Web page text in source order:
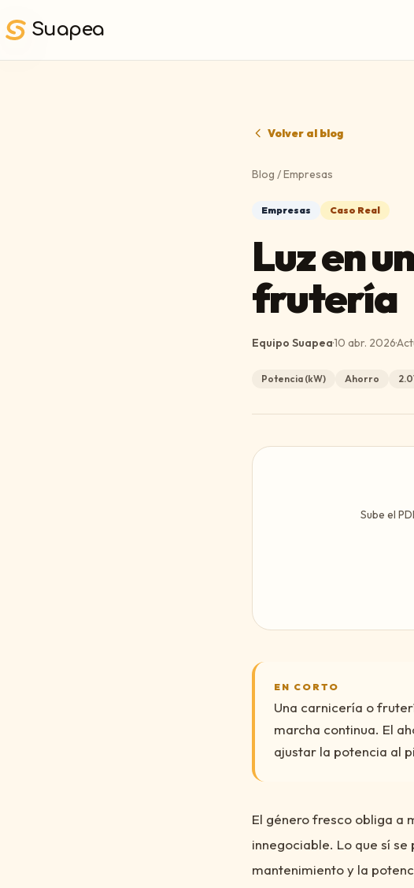
Suapea
Volver al blog
Blog /Empresas
Empresas Caso Real
Luz en
frutería
Equipo Suapea·10 abr. 2026·
Potencia (kW) Ahorro
Sube el
EN CORTO
Una carnicería o
marcha continua. El
ajustar la potencia al
El género fresco obliga a
innegociable. Lo que sí
mantenimiento y la